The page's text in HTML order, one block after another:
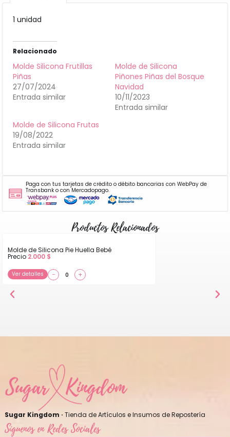
1 unidad
Relacionado
Molde Silicona Frutillas
Piñas
27/07/2024
Entrada similar
Molde de Silicona
Piñones Piñas del Bosque
Navidad
10/11/2023
Entrada similar
Molde de Silicona Frutas
19/08/2022
Entrada similar
Paga con tus tarjetas de crédito o débito bancarias con WebPay de
Transbank o con Mercadopago.
Productos Relacionados
Molde de Silicona Pie Huella Bebé
Precio 2.000 $
Ver detalles − +
Sugar Kingdom · Tienda de Artículos e Insumos de Repostería
Síguenos en Redes Sociales